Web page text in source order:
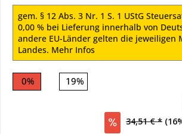
gem. § 12 Abs. 3 Nr. 1 S. 1 UStG
0,00 % bei Lieferung innerhalb von
andere EU-Länder gelten die jeweiligen
Landes. Mehr Infos
0% 19%
34,51 € *